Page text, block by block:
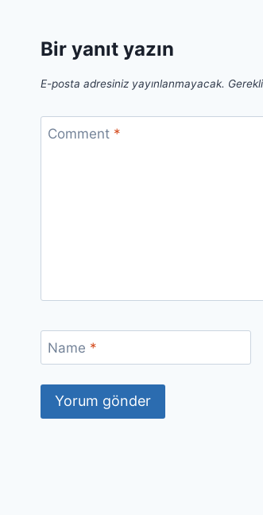
Bir yanıt yazın
E-posta adresiniz yayınlanmayacak.
Comment *
Name *